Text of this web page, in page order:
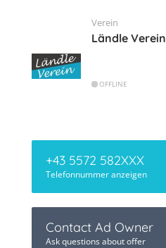
Verein
Ländle Verein
OFFLINE
+43 5572 582XXX
Telefonnummer anzeigen
Contact Ad Owner
Ask questions about offer